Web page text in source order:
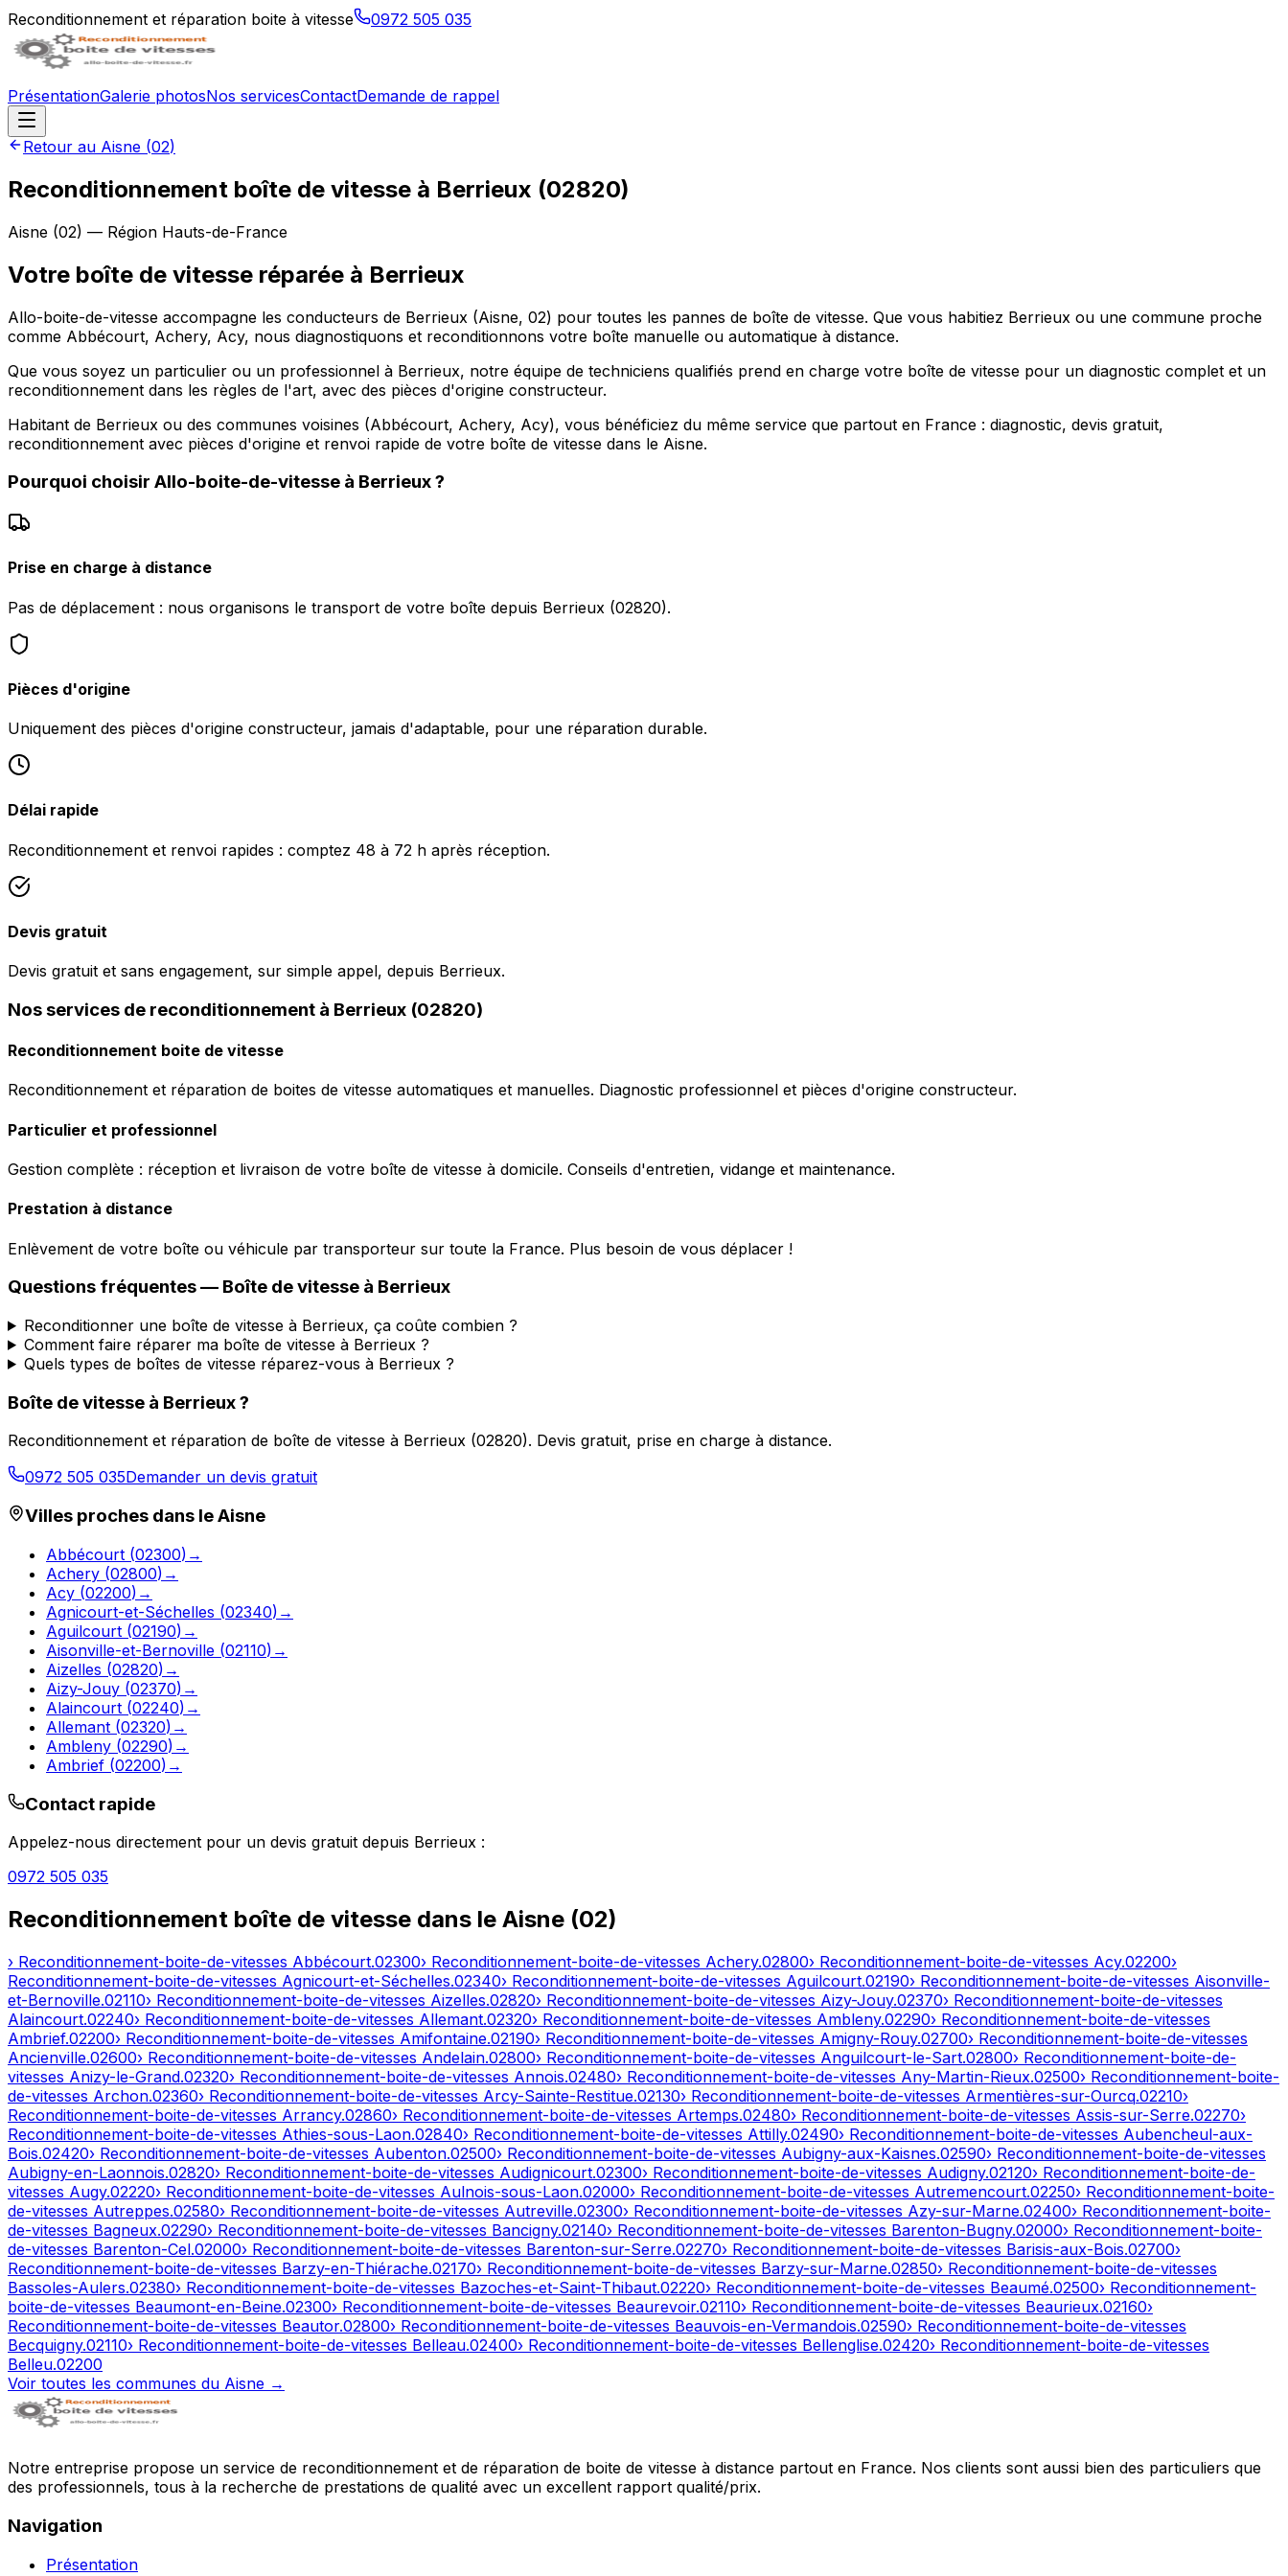
Reconditionnement et réparation boite à vitesse 0972 505 035
PrésentationGalerie photosNos servicesContactDemande de rappel
Retour au Aisne (02)
Reconditionnement boîte de vitesse à Berrieux (02820)
Aisne (02) — Région Hauts-de-France
Votre boîte de vitesse réparée à Berrieux
Allo-boite-de-vitesse accompagne les conducteurs de Berrieux (Aisne, 02) pour toutes les pannes de boîte de vitesse. Que vous habitiez Berrieux ou une commune proche
comme Abbécourt, Achery, Acy, nous diagnostiquons et reconditionnons votre boîte manuelle ou automatique à distance.
Que vous soyez un particulier ou un professionnel à Berrieux, notre équipe de techniciens qualifiés prend en charge votre boîte de vitesse pour un diagnostic complet et un
reconditionnement dans les règles de l'art, avec des pièces d'origine constructeur.
Habitant de Berrieux ou des communes voisines (Abbécourt, Achery, Acy), vous bénéficiez du même service que partout en France : diagnostic, devis gratuit,
reconditionnement avec pièces d'origine et renvoi rapide de votre boîte de vitesse dans le Aisne.
Pourquoi choisir Allo-boite-de-vitesse à Berrieux?
Prise en charge à distance
Pas de déplacement : nous organisons le transport de votre boîte depuis Berrieux (02820).
Pièces d'origine
Uniquement des pièces d'origine constructeur, jamais d'adaptable, pour une réparation durable.
Délai rapide
Reconditionnement et renvoi rapides : comptez 48 à 72 h après réception.
Devis gratuit
Devis gratuit et sans engagement, sur simple appel, depuis Berrieux.
Nos services de reconditionnement à Berrieux (02820)
Reconditionnement boite de vitesse
Reconditionnement et réparation de boites de vitesse automatiques et manuelles. Diagnostic professionnel et pièces d'origine constructeur.
Particulier et professionnel
Gestion complète : réception et livraison de votre boîte de vitesse à domicile. Conseils d'entretien, vidange et maintenance.
Prestation à distance
Enlèvement de votre boîte ou véhicule par transporteur sur toute la France. Plus besoin de vous déplacer !
Questions fréquentes — Boîte de vitesse à Berrieux
Reconditionner une boîte de vitesse à Berrieux, ça coûte combien ?
Comment faire réparer ma boîte de vitesse à Berrieux ?
Quels types de boîtes de vitesse réparez-vous à Berrieux ?
Boîte de vitesse à Berrieux?
Reconditionnement et réparation de boîte de vitesse à Berrieux (02820). Devis gratuit, prise en charge à distance.
0972 505 035Demander un devis gratuit
Villes proches dans leAisne
Abbécourt (02300) →
Achery (02800) →
Acy (02200) →
Agnicourt-et-Séchelles (02340) →
Aguilcourt (02190) →
Aisonville-et-Bernoville (02110) →
Aizelles (02820) →
Aizy-Jouy (02370) →
Alaincourt (02240) →
Allemant (02320) →
Ambleny (02290) →
Ambrief (02200) →
Contact rapide
Appelez-nous directement pour un devis gratuit depuis Berrieux :
0972 505 035
Reconditionnement boîte de vitesse dans le Aisne (02)
› Reconditionnement-boite-de-vitesses Abbécourt.02300› Reconditionnement-boite-de-vitesses Achery.02800› Reconditionnement-boite-de-vitesses Acy.02200›
Reconditionnement-boite-de-vitesses Agnicourt-et-Séchelles.02340› Reconditionnement-boite-de-vitesses Aguilcourt.02190› Reconditionnement-boite-de-vitesses Aisonville-
et-Bernoville.02110› Reconditionnement-boite-de-vitesses Aizelles.02820› Reconditionnement-boite-de-vitesses Aizy-Jouy.02370› Reconditionnement-boite-de-vitesses
Alaincourt.02240› Reconditionnement-boite-de-vitesses Allemant.02320› Reconditionnement-boite-de-vitesses Ambleny.02290› Reconditionnement-boite-de-vitesses
Ambrief.02200› Reconditionnement-boite-de-vitesses Amifontaine.02190› Reconditionnement-boite-de-vitesses Amigny-Rouy.02700› Reconditionnement-boite-de-vitesses
Ancienville.02600› Reconditionnement-boite-de-vitesses Andelain.02800› Reconditionnement-boite-de-vitesses Anguilcourt-le-Sart.02800› Reconditionnement-boite-de-
vitesses Anizy-le-Grand.02320› Reconditionnement-boite-de-vitesses Annois.02480› Reconditionnement-boite-de-vitesses Any-Martin-Rieux.02500› Reconditionnement-boite-
de-vitesses Archon.02360› Reconditionnement-boite-de-vitesses Arcy-Sainte-Restitue.02130› Reconditionnement-boite-de-vitesses Armentières-sur-Ourcq.02210›
Reconditionnement-boite-de-vitesses Arrancy.02860› Reconditionnement-boite-de-vitesses Artemps.02480› Reconditionnement-boite-de-vitesses Assis-sur-Serre.02270›
Reconditionnement-boite-de-vitesses Athies-sous-Laon.02840› Reconditionnement-boite-de-vitesses Attilly.02490› Reconditionnement-boite-de-vitesses Aubencheul-aux-
Bois.02420› Reconditionnement-boite-de-vitesses Aubenton.02500› Reconditionnement-boite-de-vitesses Aubigny-aux-Kaisnes.02590› Reconditionnement-boite-de-vitesses
Aubigny-en-Laonnois.02820› Reconditionnement-boite-de-vitesses Audignicourt.02300› Reconditionnement-boite-de-vitesses Audigny.02120› Reconditionnement-boite-de-
vitesses Augy.02220› Reconditionnement-boite-de-vitesses Aulnois-sous-Laon.02000› Reconditionnement-boite-de-vitesses Autremencourt.02250› Reconditionnement-boite-
de-vitesses Autreppes.02580› Reconditionnement-boite-de-vitesses Autreville.02300› Reconditionnement-boite-de-vitesses Azy-sur-Marne.02400› Reconditionnement-boite-
de-vitesses Bagneux.02290› Reconditionnement-boite-de-vitesses Bancigny.02140› Reconditionnement-boite-de-vitesses Barenton-Bugny.02000› Reconditionnement-boite-
de-vitesses Barenton-Cel.02000› Reconditionnement-boite-de-vitesses Barenton-sur-Serre.02270› Reconditionnement-boite-de-vitesses Barisis-aux-Bois.02700›
Reconditionnement-boite-de-vitesses Barzy-en-Thiérache.02170› Reconditionnement-boite-de-vitesses Barzy-sur-Marne.02850› Reconditionnement-boite-de-vitesses
Bassoles-Aulers.02380› Reconditionnement-boite-de-vitesses Bazoches-et-Saint-Thibaut.02220› Reconditionnement-boite-de-vitesses Beaumé.02500› Reconditionnement-
boite-de-vitesses Beaumont-en-Beine.02300› Reconditionnement-boite-de-vitesses Beaurevoir.02110› Reconditionnement-boite-de-vitesses Beaurieux.02160›
Reconditionnement-boite-de-vitesses Beautor.02800› Reconditionnement-boite-de-vitesses Beauvois-en-Vermandois.02590› Reconditionnement-boite-de-vitesses
Becquigny.02110› Reconditionnement-boite-de-vitesses Belleau.02400› Reconditionnement-boite-de-vitesses Bellenglise.02420› Reconditionnement-boite-de-vitesses
Belleu.02200
Voir toutes les communes du Aisne →
Notre entreprise propose un service de reconditionnement et de réparation de boite de vitesse à distance partout en France. Nos clients sont aussi bien des particuliers que
des professionnels, tous à la recherche de prestations de qualité avec un excellent rapport qualité/prix.
Navigation
Présentation